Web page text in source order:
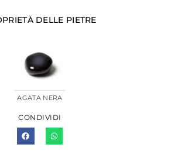
DELLE PIETRE
AGATA NERA
CONDIVIDI